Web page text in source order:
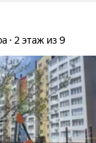
2 этаж из 9